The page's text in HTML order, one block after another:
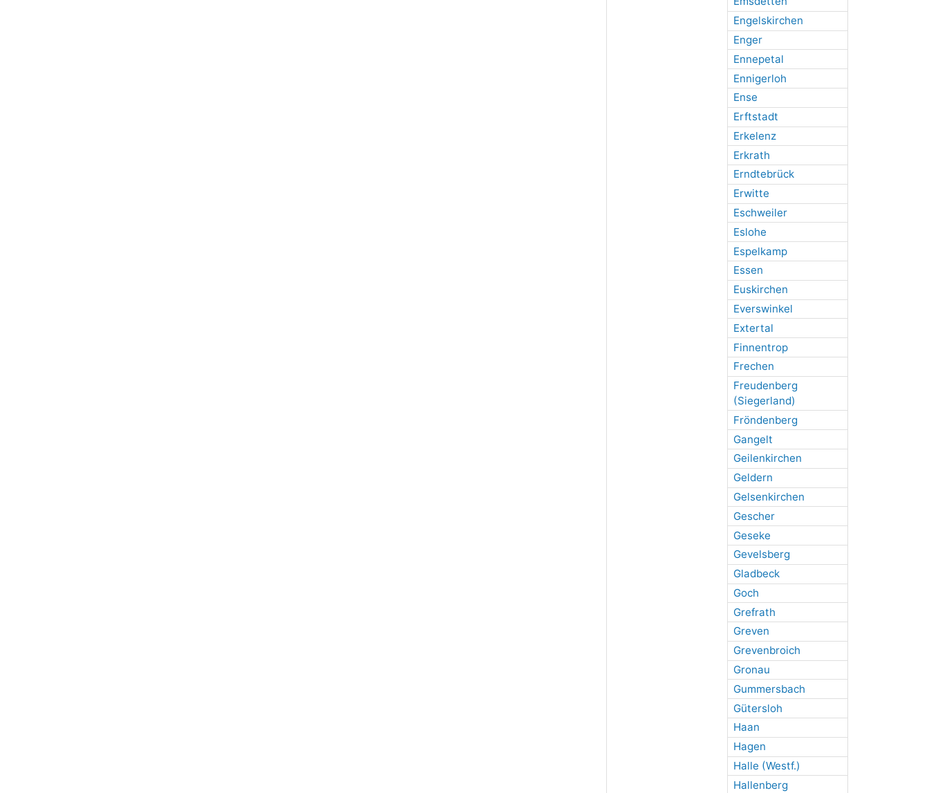
Engelskirchen
Enger
Ennepetal
Ennigerloh
Ense
Erftstadt
Erkelenz
Erkrath
Erndtebrück
Erwitte
Eschweiler
Eslohe
Espelkamp
Essen
Euskirchen
Everswinkel
Extertal
Finnentrop
Frechen
Freudenberg
(Siegerland)
Fröndenberg
Gangelt
Geilenkirchen
Geldern
Gelsenkirchen
Gescher
Geseke
Gevelsberg
Gladbeck
Goch
Grefrath
Greven
Grevenbroich
Gronau
Gummersbach
Gütersloh
Haan
Hagen
Halle (Westf.)
Hallenberg